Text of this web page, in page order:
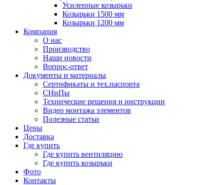
Усиленные козырьки
Козырьки 1500 мм
Козырьки 1200 мм
Компания
О нас
Производство
Наши новости
Вопрос-ответ
Документы и материалы
Сертификаты и тех.паспорта
СНиПы
Технические решения и инструкции
Видео монтажа элементов
Полезные статьи
Цены
Доставка
Где купить
Где купить вентиляцию
Где купить козырьки
Фото
Контакты